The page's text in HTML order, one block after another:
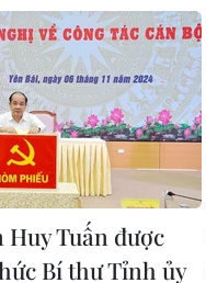
Huy Tuấn được
Bí thư Tỉnh ủy